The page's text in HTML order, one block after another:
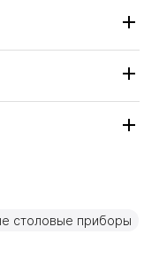
столовые приборы